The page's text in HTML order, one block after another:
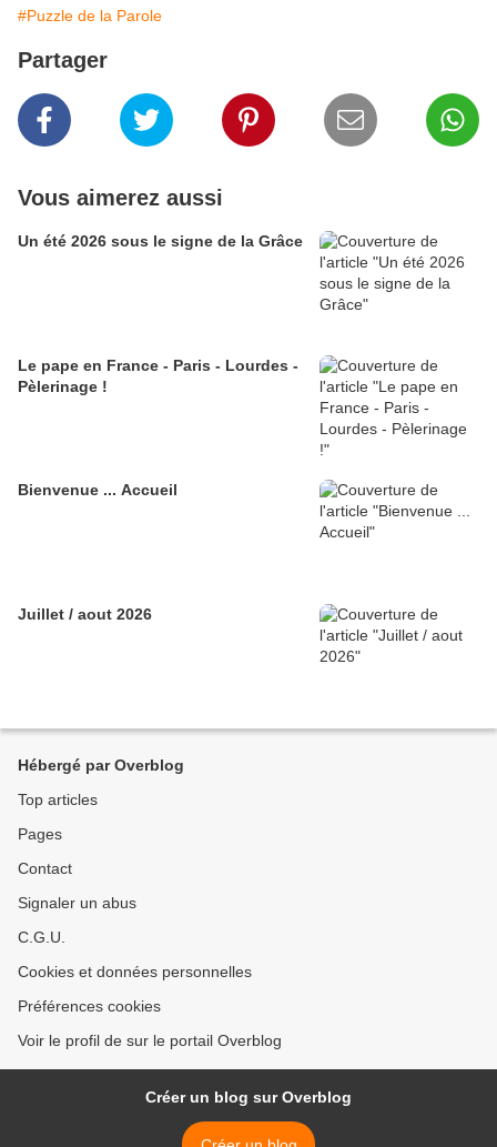
#Puzzle de la Parole
Partager
Vous aimerez aussi
Un été 2026 sous le signe de la Grâce
Le pape en France - Paris - Lourdes -
Pèlerinage !
Bienvenue ... Accueil
Juillet / aout 2026
Hébergé par Overblog
Top articles
Pages
Contact
Signaler un abus
C.G.U.
Cookies et données personnelles
Préférences cookies
Voir le profil de sur le portail Overblog
Créer un blog sur Overblog